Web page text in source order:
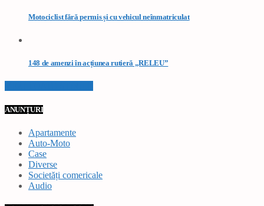
Motociclist fără permis și cu vehicul neînmatriculat
148 de amenzi în acțiunea rutieră „RELEU”
ANUNȚURI
Apartamente
Auto-Moto
Case
Diverse
Societăți comericale
Audio